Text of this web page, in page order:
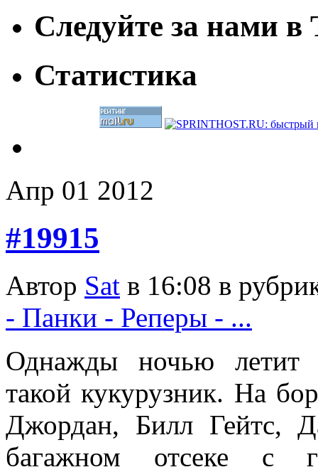
Следуйте за нами
Статистика
Апр 01 2012
#19915
Автор Sat в 16:08 в
- Панки - Реперы - ...
Однажды ночью летит
такой кукурузник. На
Джордан, Билл Гейтс,
багажном отсеке с